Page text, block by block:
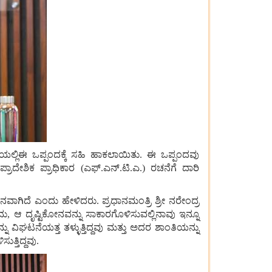
ಒಪ್ಪಂದಕ್ಕೆ ಸಹಿ ಹಾಕಲಾಯಿತು. ಈ ಒಪ್ಪಂದವು
ಪ್ರಾಧಿಕಾರ (ಎಫ್‌.ಎನ್‌.ಟಿ.ಎ.) ರಚನೆಗೆ ದಾರಿ
ಎಂದು ಹೇಳಿದರು. ಪ್ರಧಾನಮಂತ್ರಿ ಶ್ರೀ ನರೇಂದ್ರ
ದೃಷ್ಟಿಕೋನವನ್ನು ಸಾಕಾರಗೊಳಿಸುವಲ್ಲಿನಾವು ಇನ್ನೂ
ವಿಘಟನೆಯತ್ತ ತಳ್ಳುತ್ತಿದ್ದವು ಮತ್ತು ಅದರ ಶಾಂತಿಯನ್ನು